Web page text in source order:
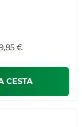
€
CESTA